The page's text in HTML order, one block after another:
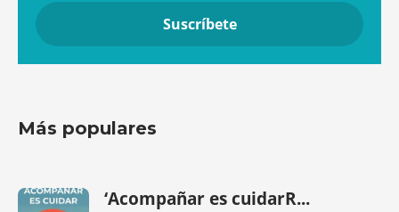
Más populares
‘Acompañar es cuidarR...